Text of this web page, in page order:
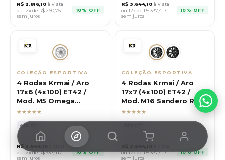
R$ 2.816,10 à vista
ou 12x de R$ 260,75
sem juros
10% OFF
R$ 3.644,10 à vista
ou 12x de R$337,417
sem juros
10% OFF
COLEÇÃO ESPORTIVA
4 Rodas Krmai / Aro
17x6 (4x100) ET42 /
Mod. M5 Omega
Powertech
★★★★★
Aro
R$ 3.644,10
ou 12x de R$337,417
sem juros
10% OFF
COLEÇÃO ESPORTIVA
4 Rodas Krmai / Aro
17x7 (4x100) ET42 /
Mod. M16 Sandero RS
★★★★★
ou 12x de R$337,417
sem juros
10% OFF